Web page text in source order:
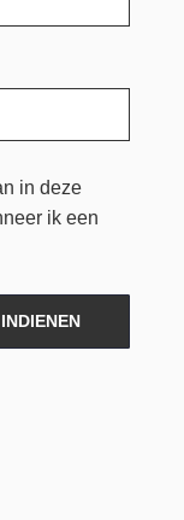
in deze
ik een
INDIENEN